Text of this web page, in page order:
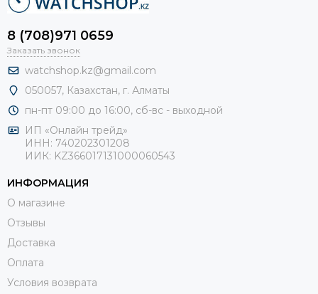
8 (708)971 0659
Заказать звонок
watchshop.kz@gmail.com
050057, Казахстан, г. Алматы
пн-пт 09:00 до 16:00, сб-вс - выходной
ИП «Онлайн трейд»
ИНН: 740202301208
ИИК: KZ366017131000060543
ИНФОРМАЦИЯ
О магазине
Отзывы
Доставка
Оплата
Условия возврата